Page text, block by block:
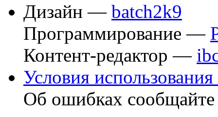
Дизайн — batch2k9
Программирование —
Контент-редактор —
Условия использования
Об ошибках